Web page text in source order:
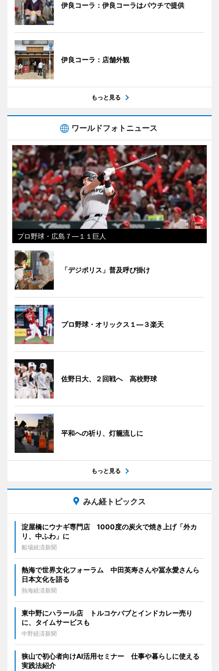
伊良コーラ：伊良コーラはパウチで提供
伊良コーラ：店舗外観
もっと見る
ワールドフォトニュース
プロ野球・広島７―１１巨人
「デジポリス」普及呼び掛け
プロ野球・オリックス１―３楽天
佐野日大、２回戦へ 高校野球
平和への祈り、灯籠流しに
もっと見る
みん経トピックス
淀屋橋にウナギ専門店 1000度の炭火で焼き上げ「外カ
リ、中ふわ」に
船場経済新聞
熱海で世界文化フォーラム 中田英寿さんや冨永愛さんら
日本文化を語る
熱海経済新聞
東中野にハラール店 トルコケバブとインドカレー売り
に、タイムサービスも
中野経済新聞
狭山で初心者向けAI活用セミナー 仕事や暮らしに使える
実践法紹介